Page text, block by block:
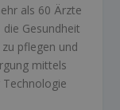
als 60 Ärzte
Gesundheit
pflegen und
mittels